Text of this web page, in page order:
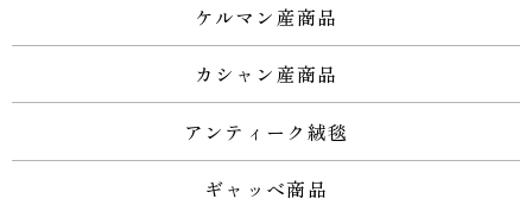
ケルマン産商品
カシャン産商品
アンティーク絨毯
ギャッベ商品